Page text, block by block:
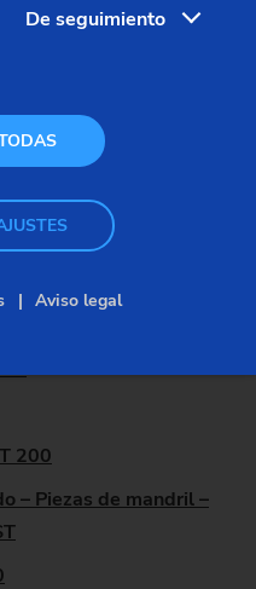
200
– Piezas de mandril –
De seguimiento
Aviso legal